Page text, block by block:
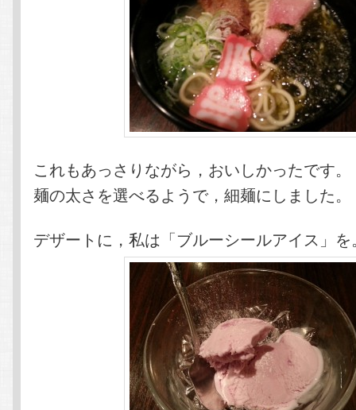
これもあっさりながら，おいしかったです。
麺の太さを選べるようで，細麺にしました。
デザートに，私は「ブルーシールアイス」を